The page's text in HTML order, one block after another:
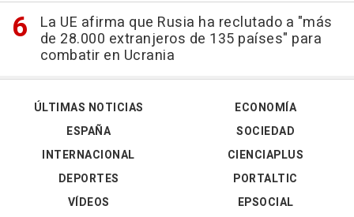
La UE afirma que Rusia ha reclutado a "más
de 28.000 extranjeros de 135 países" para
combatir en Ucrania
ÚLTIMAS NOTICIAS
ESPAÑA
INTERNACIONAL
DEPORTES
VÍDEOS
ECONOMÍA
SOCIEDAD
CIENCIAPLUS
PORTALTIC
EPSOCIAL